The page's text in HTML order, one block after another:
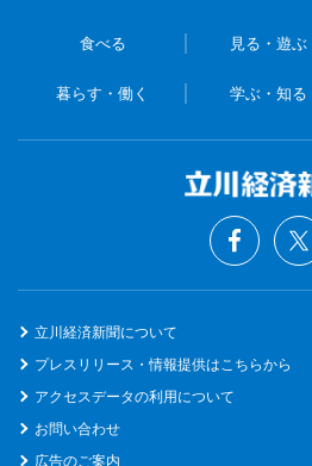
食べる 見る・遊ぶ
暮らす・働く 学ぶ・知る
立川経済新聞について
プレスリリース・情報提供はこちらから
アクセスデータの利用について
お問い合わせ
広告のご案内